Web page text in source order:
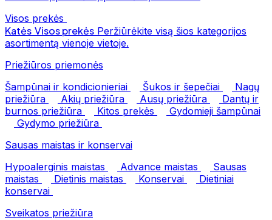
Visos prekės
Katės Visos prekės Peržiūrėkite visą šios kategorijos
asortimentą vienoje vietoje.
Priežiūros priemonės
Šampūnai ir kondicionieriai
Šukos ir šepečiai
Nagų
priežiūra
Akių priežiūra Ausų priežiūra
Dantų ir
burnos priežiūra
Kitos prekės
Gydomieji šampūnai
Gydymo priežiūra
Sausas maistas ir konservai
Hypoalerginis maistas
Advance maistas
Sausas
maistas
Dietinis maistas Konservai
Dietiniai
konservai
Sveikatos priežiūra